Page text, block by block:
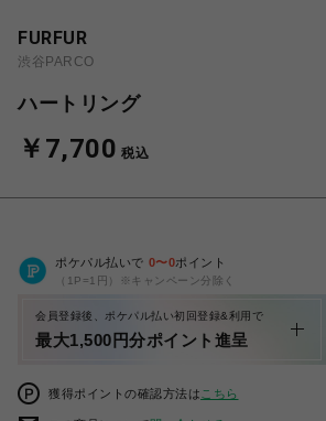
FURFUR
渋谷PARCO
ハートリング
￥7,700 税込
ポケパル払いで 0〜0ポイント
（1P=1円）※キャンペーン分除く
会員登録後、ポケパル払い初回登録&利用で
最大1,500円分ポイント進呈
獲得ポイントの確認方法は こちら